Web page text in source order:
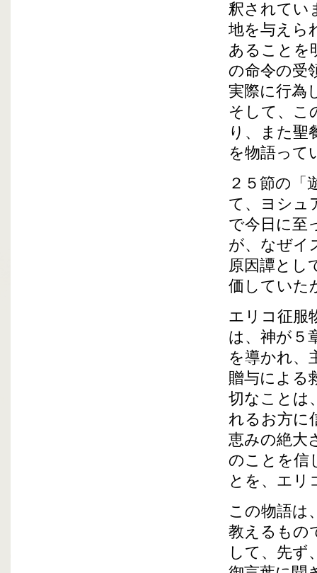
釈されてい
地を与えら
あることを
の命令の受
実際に行為
そして、こ
り、また聖
を物語って
２５節の「
て、ヨシュ
で今日に至
が、なぜイ
原因譚とし
価していた
エリコ征服
は、神が５
を導かれ、
贈与による
切なことは
れるお方に
恵みの絶大
のことを信
とを、エリ
この物語は
教えるもの
して、先ず